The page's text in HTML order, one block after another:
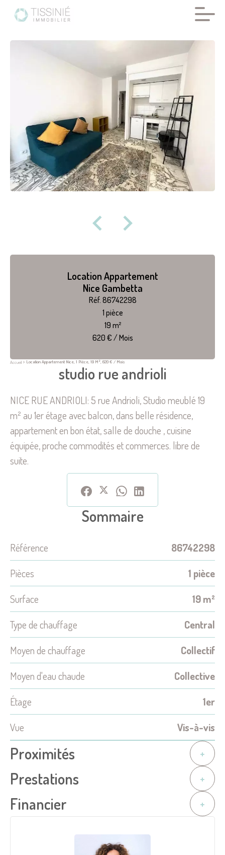
Location Appartement
Nice Gambetta
Réf. 86742298
1 pièce
19 m²
620 € / Mois
Accueil Location Appartement Nice, 1 Pièce, 19 M², 620 € / Mois
studio rue andrioli
NICE RUE ANDRIOLI: 5 rue Andrioli, Studio meublé 19
m² au 1er étage avec balcon, dans belle résidence,
appartement en bon état, salle de douche , cuisine
équipée, proche commodités et commerces. libre de
suite.
Sommaire
Référence
86742298
Pièces
1 pièce
Surface
19 m²
Type de chauffage
Central
Moyen de chauffage
Collectif
Moyen d'eau chaude
Collective
Étage
1er
Vue
Vis-à-vis
Proximités +
Prestations +
Financier +